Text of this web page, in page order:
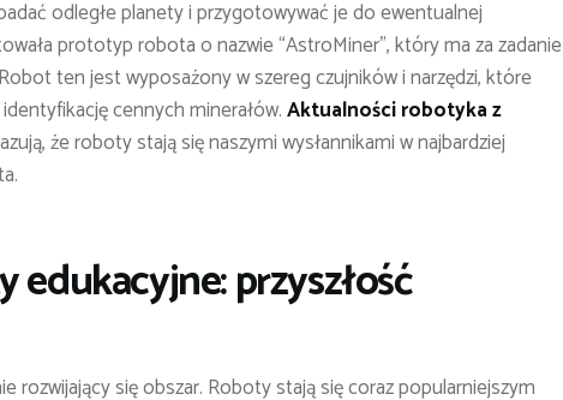
odległe planety i przygotowywać je do ewentualnej
prototyp robota o nazwie “AstroMiner”, który ma za zadanie
ten jest wyposażony w szereg czujników i narzędzi, które
cennych minerałów.Aktualności robotyka z
że roboty stają się naszymi wysłannikami w najbardziej
przyszłość
rozwijający się obszar. Roboty stają się coraz popularniejszym